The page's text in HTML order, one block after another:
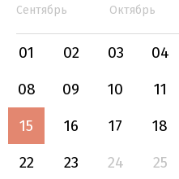
Сентябрь Октябрь
01
02 03 04
08
09 10 11
15
16 17 18
22
23 24 25